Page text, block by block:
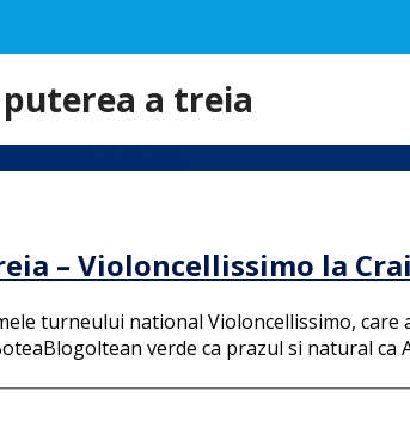
a treia
– Violoncellissimo la
turneului national Violoncellissimo,
verde ca prazul si natural